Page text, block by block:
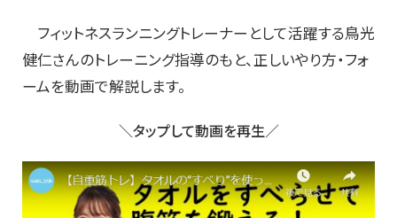
フィットネスランニングトレーナーとして活躍する鳥光
健仁さんのトレーニング指導のもと、正しいやり方・フォ
ームを動画で解説します。
＼タップして動画を再生／